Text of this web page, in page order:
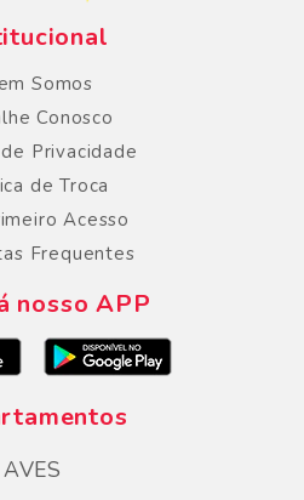
Somos
Conosco
Privacidade
de Troca
Acesso
Frequentes
nosso APP
AVES